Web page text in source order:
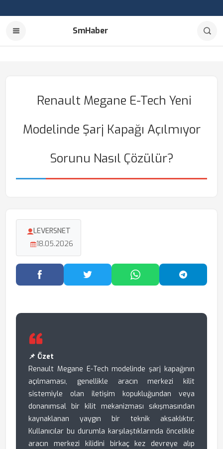
SmHaber
Renault Megane E-Tech Yeni
Modelinde Şarj Kapağı Açılmıyor
Sorunu Nasıl Çözülür?
LEVERSNET
18.05.2026
Facebook'ta PaylaşTwitter'da PaylaşWhatsApp'ta Paylaş
📌 Özet
Renault Megane E-Tech modelinde şarj kapağının
açılmaması, genellikle aracın merkezi kilit
sistemiyle olan iletişim kopukluğundan veya
donanımsal bir kilit mekanizması sıkışmasından
kaynaklanan yaygın bir teknik aksaklıktır.
Kullanıcılar bu durumla karşılaştıklarında öncelikle
aracın merkezi kilidini birkaç kez devreye alıp